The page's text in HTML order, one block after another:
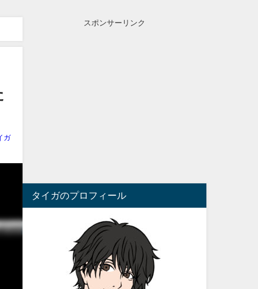
ガ
スポンサーリンク
タイガのプロフィール